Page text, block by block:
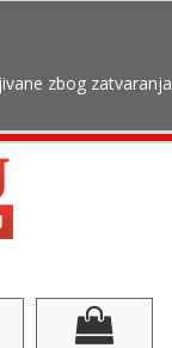
zbog zatvaranja